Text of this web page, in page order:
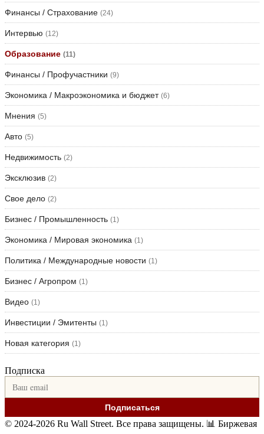
Финансы / Страхование (24)
Интервью (12)
Образование (11)
Финансы / Профучастники (9)
Экономика / Макроэкономика и бюджет (6)
Мнения (5)
Авто (5)
Недвижимость (2)
Эксклюзив (2)
Свое дело (2)
Бизнес / Промышленность (1)
Экономика / Мировая экономика (1)
Политика / Международные новости (1)
Бизнес / Агропром (1)
Видео (1)
Инвестиции / Эмитенты (1)
Новая категория (1)
Подписка
Подписаться
© 2024-2026 Ru Wall Street. Все права защищены. 📊 Биржевая